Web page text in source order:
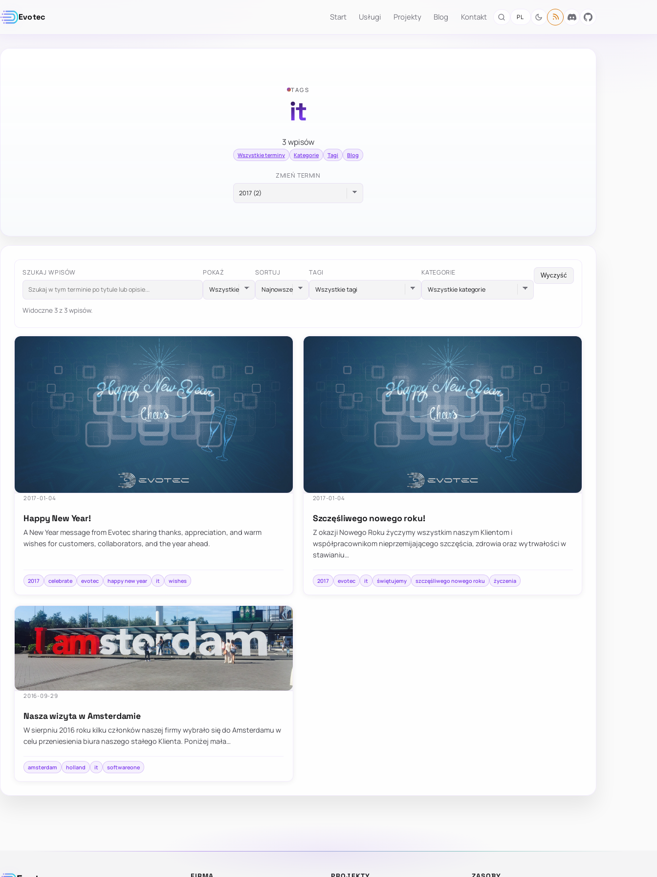
Evotec Start Usługi Projekty Blog Kontakt PL
TAGS
it
3 wpisów
Wszystkie terminy Kategorie Tagi Blog
ZMIEŃ TERMIN
SZUKAJ WPISÓW POKAŻ SORTUJ TAGI
Wszystkie tagi
KATEGORIE
Wszystkie kategorie
Wyczyść
Widoczne 3 z 3 wpisów.
2017-01-04
Happy New Year!
A New Year message from Evotec sharing thanks, appreciation, and warm
wishes for customers, collaborators, and the year ahead.
2017 celebrate evotec happy new year it wishes
2017-01-04
Szczęśliwego nowego roku!
Z okazji Nowego Roku życzymy wszystkim naszym Klientom i
współpracownikom nieprzemijającego szczęścia, zdrowia oraz wytrwałości w
stawianiu…
2017 evotec it świętujemy szczęśliwego nowego roku życzenia
2016-09-29
Nasza wizyta w Amsterdamie
W sierpniu 2016 roku kilku członków naszej firmy wybrało się do Amsterdamu w
celu przeniesienia biura naszego stałego Klienta. Poniżej mała…
amsterdam holland it softwareone